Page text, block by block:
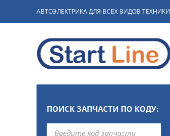
АВТОЭЛЕКТРИКА ДЛЯ ВСЕХ ВИДОВ ТЕХНИКИ
ПОИСК ЗАПЧАСТИ ПО КОДУ: